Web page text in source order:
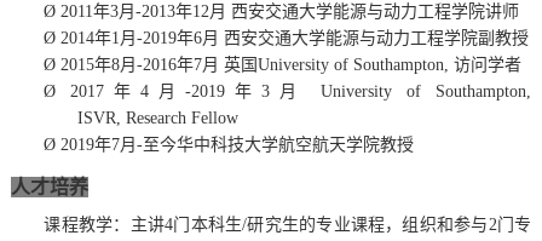
Ø2011年3月-2013年12月 西安交通大学能源与动力工程学院讲师
Ø2014年1月-2019年6月 西安交通大学能源与动力工程学院副教授
Ø2015年8月-2016年7月 英国University of Southampton,访问学者
Ø2017 年4月-2019 年3月University of Southampton,
ISVR,Research Fellow
Ø2019年7月-至今华中科技大学航空航天学院教授
人才培养
课程教学： 主讲4门本科生/研究生的专业课程，组织和参与2门专